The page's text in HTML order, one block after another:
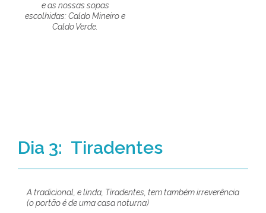
e as nossas sopas
escolhidas: Caldo Mineiro e
Caldo Verde.
Dia 3: Tiradentes
A tradicional, e linda, Tiradentes, tem também irreverência
(o portão é de uma casa noturna)